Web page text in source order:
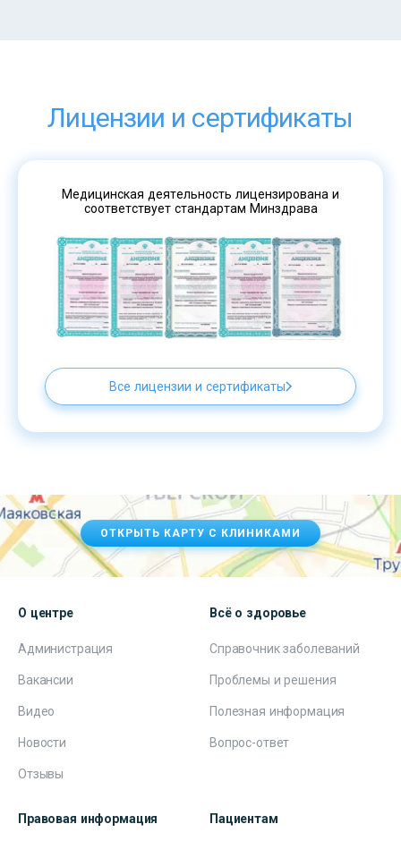
Лицензии и сертификаты
Медицинская деятельность лицензирована и
соответствует стандартам Минздрава
Все лицензии и сертификаты
ОТКРЫТЬ КАРТУ С КЛИНИКАМИ
О центре
Администрация
Вакансии
Видео
Новости
Отзывы
Всё о здоровье
Справочник заболеваний
Проблемы и решения
Полезная информация
Вопрос-ответ
Правовая информация Пациентам